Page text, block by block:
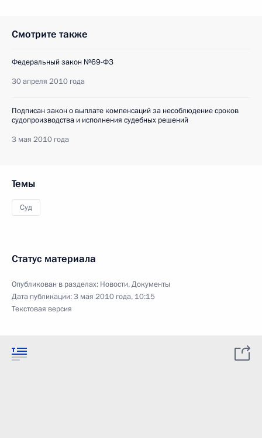
Смотрите также
Федеральный закон №69-ФЗ
30 апреля 2010 года
Подписан закон о выплате компенсаций за несоблюдение сроков
судопроизводства и исполнения судебных решений
3 мая 2010 года
Темы
Суд
Статус материала
Опубликован в разделах: Новости,Документы
Дата публикации:3 мая 2010 года, 10:15
Текстовая версия